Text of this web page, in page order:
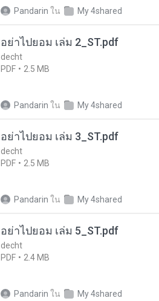
Pandarin ใน My 4shared
อย่าไปยอม เล่ม 2_ST.pdf
decht
PDF
2.5 MB
Pandarin ใน My 4shared
อย่าไปยอม เล่ม 3_ST.pdf
decht
PDF
2.5 MB
Pandarin ใน My 4shared
อย่าไปยอม เล่ม 5_ST.pdf
decht
PDF
2.4 MB
Pandarin ใน My 4shared